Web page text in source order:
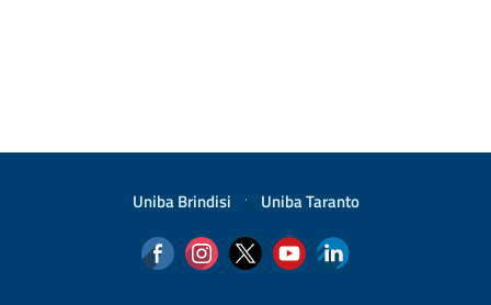
Uniba Brindisi · Uniba Taranto